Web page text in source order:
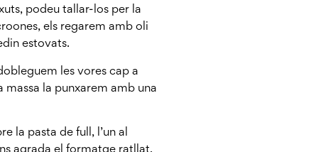
podeu tallar-los per la
els regarem amb oli
estovats.
les vores cap a
massa la punxarem amb una
la pasta de full, l’un al
agrada el formatge ratllat,